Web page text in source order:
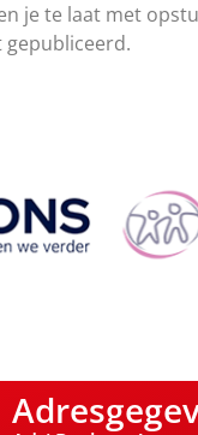
je te laat met
gepubliceerd.